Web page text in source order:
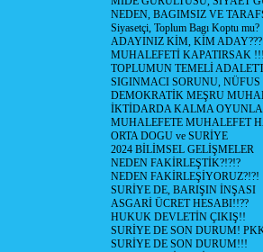
NEDEN, BAGIMSIZ VE
Siyasetçi, Toplum Bagı Koptu mu?
ADAYINIZ KİM, KİM ADAY???
MUHALEFETİ KAPATIRSAK
TOPLUMUN TEMELİ
SIGINMACI SORUNU,
DEMOKRATİK MEŞRU
İKTİDARDA KALMA
MUHALEFETE MUHALEFET
ORTA DOGU ve SURİYE
2024 BİLİMSEL GELİŞMELER
NEDEN FAKİRLEŞTİK?!?!?
NEDEN FAKİRLEŞİYORUZ?!?!
SURİYE DE, BARIŞIN İNŞASI
ASGARİ ÜCRET HESABI!!??
HUKUK DEVLETİN ÇIKIŞ!!
SURİYE DE SON DURUM!
SURİYE DE SON DURUM!!!